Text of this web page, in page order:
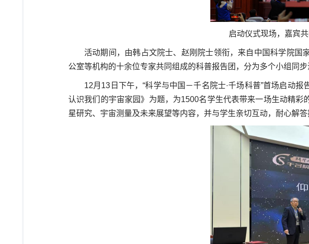
启动仪式现场，嘉宾共
活动期间，由韩占文院士、赵刚院士领衔，来自中国科学院
公室等机构的十余位专家共同组成的科普报告团，分为多个小组同
12月 13 日下午，“科学与中国 －千名院士·千场科普”首场启动报
认识我们的宇宙家园》为题，为1500名学生代表带来一场生动精彩
星研究、宇宙测量及未来展望等内容，并与学生亲切互动，耐心解